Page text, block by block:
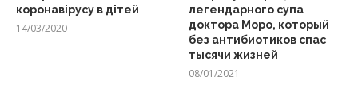
коронавірусу в дітей
14/03/2020
легендарного супа
доктора Моро, который
без антибиотиков спас
тысячи жизней
08/01/2021